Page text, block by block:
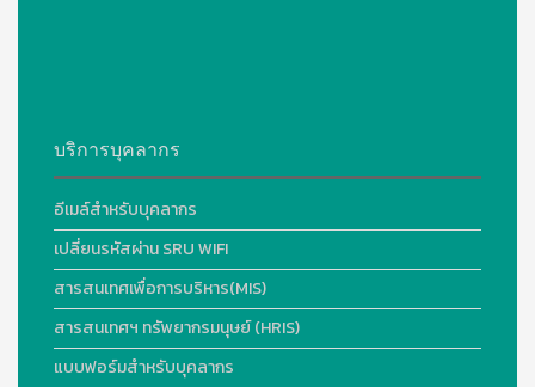
บริการบุคลากร
อีเมล์สำหรับบุคลากร
เปลี่ยนรหัสผ่าน SRU WIFI
สารสนเทศเพื่อการบริหาร(MIS)
สารสนเทศฯ ทรัพยากรมนุษย์ (HRIS)
แบบฟอร์มสำหรับบุคลากร